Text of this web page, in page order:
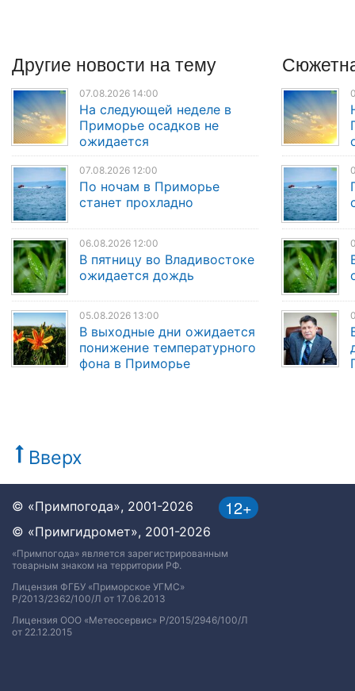
Другие новости на тему
07.08.2026 14:00
На следующей неделе в
Приморье осадков не
ожидается
07.08.2026 12:00
По ночам в Приморье
станет прохладно
06.08.2026 12:00
В пятницу во Владивостоке
ожидается дождь
05.08.2026 13:00
В выходные дни ожидается
понижение температурного
фона в Приморье
Вверх
12+
© «Примпогода», 2001-2026
© «Примгидромет», 2001-2026
«Примпогода» является зарегистрированным
товарным знаком на территории РФ.
Лицензия ФГБУ «Приморское УГМС»
Р/2013/2362/100/Л от 17.06.2013
Лицензия ООО «Метеосервис» Р/2015/2946/100/Л
от 22.12.2015